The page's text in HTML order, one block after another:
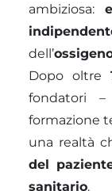
ambiziosa:
dell’
Dopo oltre
fondatori
formazione
una realtà
del
sanitario.